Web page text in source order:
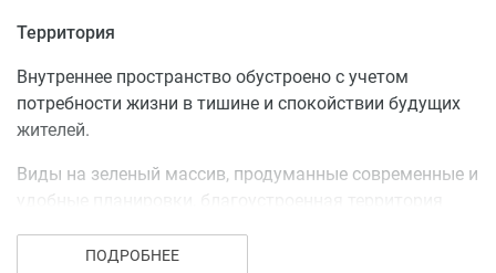
Интерьеры входных групп и общественных
пространств выполнены по дизайн-проекту, который
стилевой ансамбль.
Территория
Внутреннее пространство обустроено с учетом
потребности жизни в тишине и спокойствии будущих
жителей.
Виды на зеленый массив, продуманные современные и
удобные планировки, благоустроенная территория
видеонаблюдением, концепция «двор без машин»,
ПОДРОБНЕЕ